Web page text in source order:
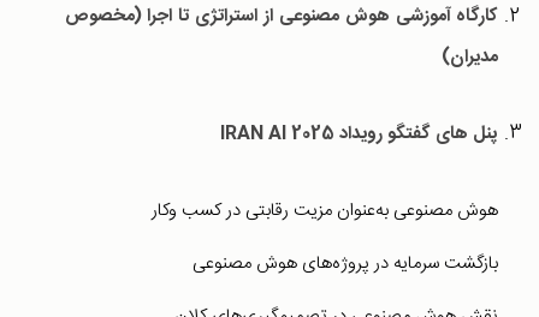
کارگاه آموزشی هوش مصنوعی از استراتژی تا اجرا (مخصوص
مدیران)
پنل های گفتگو رویداد IRAN AI 2025
هوش مصنوعی به‌عنوان مزیت رقابتی در کسب ‌وکار
بازگشت سرمایه در پروژه‌های هوش مصنوعی